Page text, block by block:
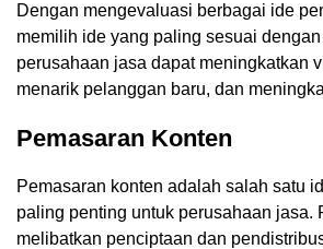
Dengan mengevaluasi berbagai ide
memilih ide yang paling sesuai
perusahaan jasa dapat meningkatkan
menarik pelanggan baru, dan
Pemasaran Konten
Pemasaran konten adalah salah satu
paling penting untuk perusahaan jasa.
melibatkan penciptaan dan